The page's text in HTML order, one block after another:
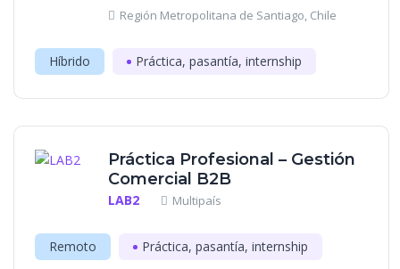
Región Metropolitana de Santiago, Chile
Híbrido Práctica, pasantía, internship
Práctica Profesional – Gestión
Comercial B2B
LAB2 Multipaís
Remoto Práctica, pasantía, internship